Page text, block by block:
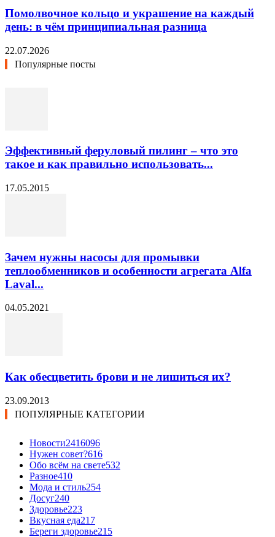
Помолвочное кольцо и украшение на каждый
день: в чём принципиальная разница
22.07.2026
Популярные посты
Эффективный феруловый пилинг – что это
такое и как правильно использовать...
17.05.2015
Зачем нужны насосы для промывки
теплообменников и особенности агрегата Alfa
Laval...
04.05.2021
Как обесцветить брови и не лишиться их?
23.09.2013
ПОПУЛЯРНЫЕ КАТЕГОРИИ
Новости2416096
Нужен совет?616
Обо всём на свете532
Разное410
Мода и стиль254
Досуг240
Здоровье223
Вкусная еда217
Береги здоровье215